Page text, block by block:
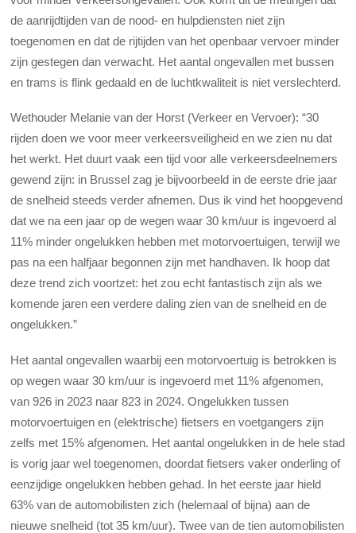
de aanrijdtijden van de nood- en hulpdiensten niet zijn
toegenomen en dat de rijtijden van het openbaar vervoer minder
zijn gestegen dan verwacht. Het aantal ongevallen met bussen
en trams is flink gedaald en de luchtkwaliteit is niet verslechterd.
Wethouder Melanie van der Horst (Verkeer en Vervoer): “30
rijden doen we voor meer verkeersveiligheid en we zien nu dat
het werkt. Het duurt vaak een tijd voor alle verkeersdeelnemers
gewend zijn: in Brussel zag je bijvoorbeeld in de eerste drie jaar
de snelheid steeds verder afnemen. Dus ik vind het hoopgevend
dat we na een jaar op de wegen waar 30 km/uur is ingevoerd al
11% minder ongelukken hebben met motorvoertuigen, terwijl we
pas na een halfjaar begonnen zijn met handhaven. Ik hoop dat
deze trend zich voortzet: het zou echt fantastisch zijn als we
komende jaren een verdere daling zien van de snelheid en de
ongelukken.”
Het aantal ongevallen waarbij een motorvoertuig is betrokken is
op wegen waar 30 km/uur is ingevoerd met 11% afgenomen,
van 926 in 2023 naar 823 in 2024. Ongelukken tussen
motorvoertuigen en (elektrische) fietsers en voetgangers zijn
zelfs met 15% afgenomen. Het aantal ongelukken in de hele stad
is vorig jaar wel toegenomen, doordat fietsers vaker onderling of
eenzijdige ongelukken hebben gehad. In het eerste jaar hield
63% van de automobilisten zich (helemaal of bijna) aan de
nieuwe snelheid (tot 35 km/uur). Twee van de tien automobilisten